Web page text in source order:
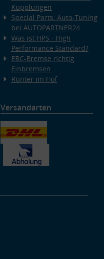
Kupplungen
Special Parts: Auto-Tuning
bei AUTOPARTNER24
Was ist HPS - High
Performance Standard?
EBC-Bremse richtig
Einbremsen
Runter im Hof
Versandarten